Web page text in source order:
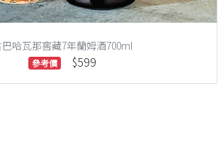
哈瓦那窖藏7年蘭姆酒700ml
參考價 $599